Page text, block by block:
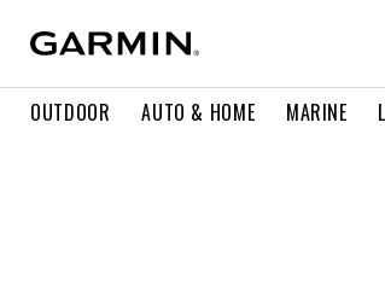
OUTDOOR AUTO & HOME MARINE